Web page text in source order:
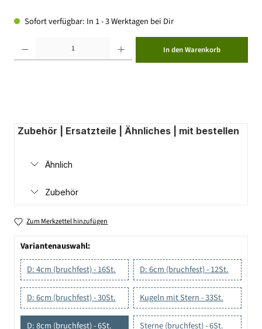
Sofort verfügbar: In 1 - 3 Werktagen bei Dir
In den Warenkorb
Zubehör | Ersatzteile | Ähnliches | mit bestellen
Ähnlich
Zubehör
Zum Merkzettel hinzufügen
Variantenauswahl:
D: 4cm (bruchfest) - 16St.
D: 6cm (bruchfest) - 12St.
D: 6cm (bruchfest) - 30St. Kugeln mit Stern - 33St.
D: 8cm (bruchfest) - 6St. Sterne (bruchfest) - 6St.